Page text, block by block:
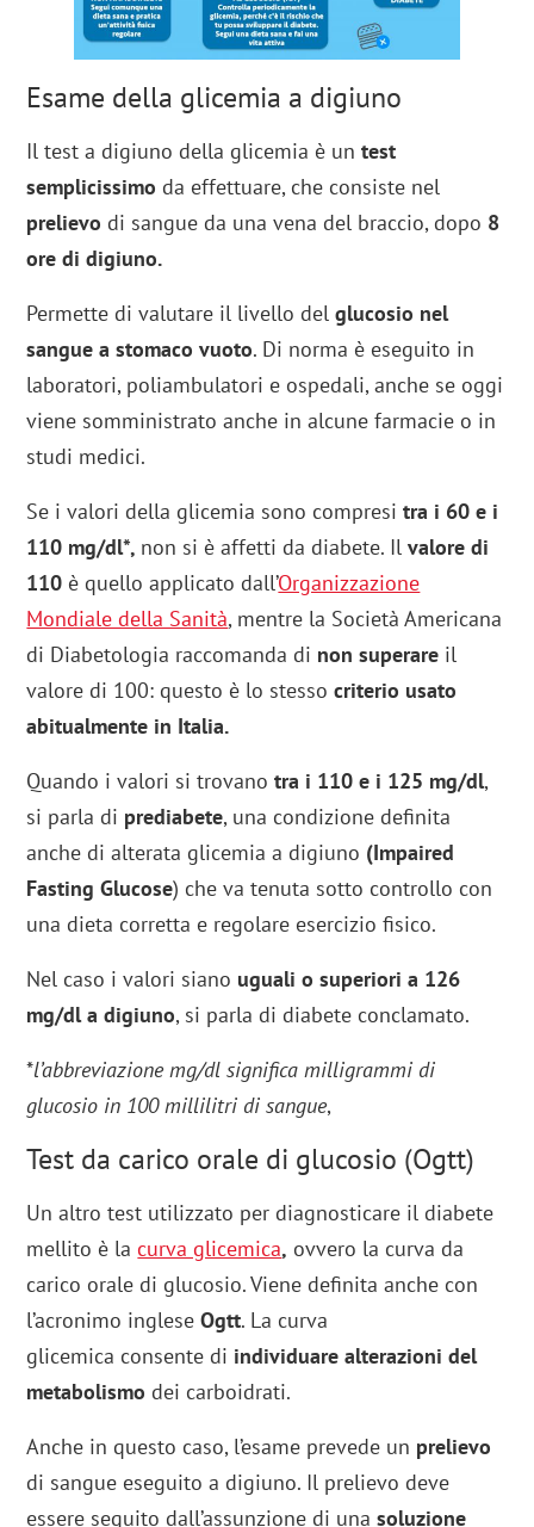
Esame della glicemia a digiuno
Il test a digiuno della glicemia è untest
semplicissimo da effettuare, che consiste nel
prelievo di sangue da una vena del braccio, dopo 8
ore di digiuno.
Permette di valutare il livello delglucosio nel
sangue a stomaco vuoto. Di norma è eseguito in
laboratori, poliambulatori e ospedali, anche se oggi
viene somministrato anche in alcune farmacie o in
studi medici.
Se i valori della glicemia sono compresitra i 60 e i
110 mg/dl*, non si è affetti da diabete. Ilvalore di
110 è quello applicato dall’Organizzazione
Mondiale della Sanità, mentre la Società Americana
di Diabetologia raccomanda di non superare il
valore di 100: questo è lo stessocriterio usato
abitualmente in Italia.
Quando i valori si trovanotra i 110 e i 125 mg/dl,
si parla di prediabete, una condizione definita
anche di alterata glicemia a digiuno (Impaired
Fasting Glucose) che va tenuta sotto controllo con
una dieta corretta e regolare esercizio fisico.
Nel caso i valori siano uguali o superiori a 126
mg/dl a digiuno, si parla di diabete conclamato.
*l’abbreviazione mg/dl significa milligrammi di
glucosio in 100 millilitri di sangue,
Test da carico orale di glucosio (Ogtt)
Un altro test utilizzato per diagnosticare il diabete
mellito è lacurva glicemica, ovvero la curva da
carico orale di glucosio. Viene definita anche con
l’acronimo ingleseOgtt. La curva
glicemica consente di individuare alterazioni del
metabolismo dei carboidrati.
Anche in questo caso, l’esame prevede un prelievo
di sangue eseguito a digiuno. Il prelievo deve
essere seguito dall’assunzione di unasoluzione